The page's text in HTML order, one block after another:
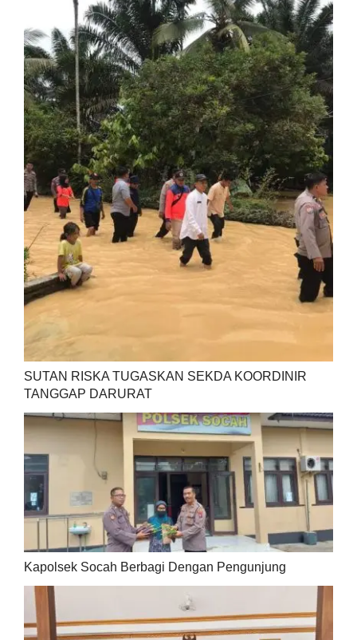
SUTAN RISKA TUGASKAN SEKDA KOORDINIR
TANGGAP DARURAT
Kapolsek Socah Berbagi Dengan Pengunjung